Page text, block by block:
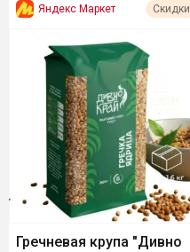
Яндекс Маркет Скидки
Гречневая крупа "Дивно